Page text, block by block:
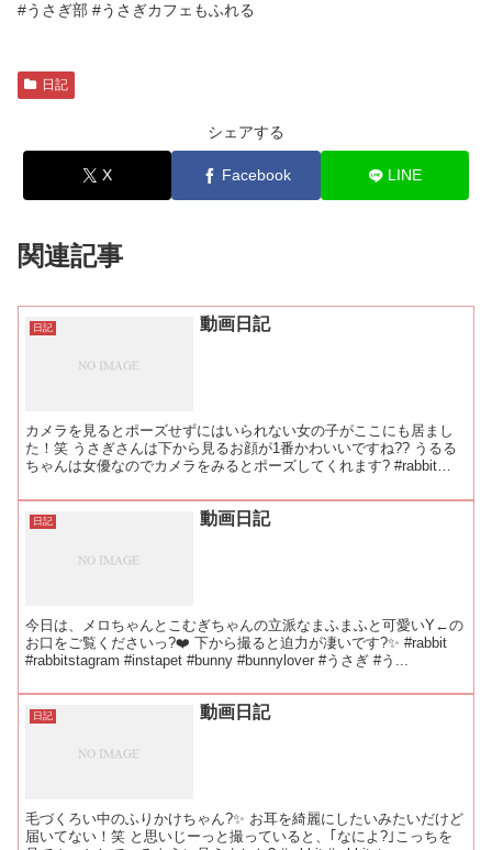
#うさぎ部 #うさぎカフェもふれる
日記
シェアする
X Facebook LINE
関連記事
日記 動画日記
カメラを見るとポーズせずにはいられない女の子がここにも居まし
た！笑 うさぎさんは下から見るお顔が1番かわいいですね?? うるる
ちゃんは女優なのでカメラをみるとポーズしてくれます? #rabbit
日記 動画日記
今日は、メロちゃんとこむぎちゃんの立派なまふまふと可愛いY←の
お口をご覧くださいっ?❤️ 下から撮ると迫力が凄いです?✨ #rabbit
#rabbitstagram #instapet #bunny #bunnylover #うさぎ #う...
日記 動画日記
毛づくろい中のふりかけちゃん?✨ お耳を綺麗にしたいみたいだけど
届いてない！笑 と思いじーっと撮っていると、｢なによ?｣こっちを